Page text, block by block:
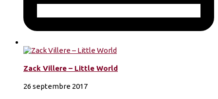
Zack Villere – Little World
26 septembre 2017